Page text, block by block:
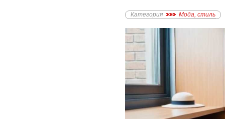
Категория Мода, стиль